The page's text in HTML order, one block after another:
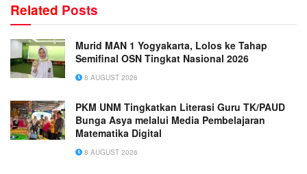
Related Posts
Murid MAN 1 Yogyakarta, Lolos ke Tahap
Semifinal OSN Tingkat Nasional 2026
8 AUGUST 2026
PKM UNM Tingkatkan Literasi Guru TK/PAUD
Bunga Asya melalui Media Pembelajaran
Matematika Digital
8 AUGUST 2026